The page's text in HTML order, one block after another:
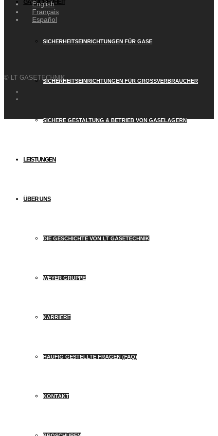
GASSICHERHEIT
SICHERHEITSEINRICHTUNGEN FÜR GASE
SICHERHEITSEINRICHTUNGEN FÜR GROSSVERBRAUCHER
SICHERE GESTALTUNG & BETRIEB VON GASELAGERN
LEISTUNGEN
ÜBER UNS
DIE GESCHICHTE VON LT GASETECHNIK
WEYER GRUPPE
KARRIERE
HÄUFIG GESTELLTE FRAGEN (FAQ)
KONTAKT
English
Français
Español
© LT GASETECHNIK